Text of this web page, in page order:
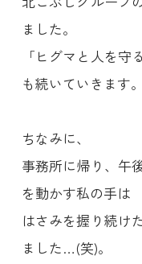
ました。
「ヒグマと人を
も続いていきます。
ちなみに、
事務所に帰り、午
を動かす私の手は
はさみを握り続け
ました…(笑)。